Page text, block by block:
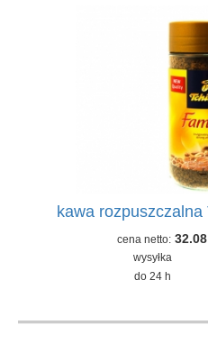
kawa rozpuszczalna
cena netto: 32.08
wysyłka
do 24 h